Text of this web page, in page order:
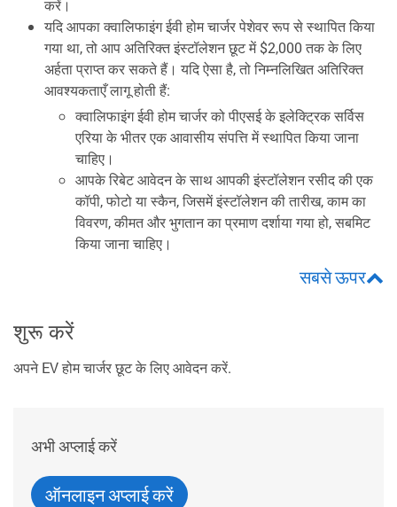
करें।
यदि आपका क्वालिफाइंग ईवी होम चार्जर पेशेवर रूप से स्थापित किया
गया था, तो आप अतिरिक्त इंस्टॉलेशन छूट में $2,000 तक के लिए
अर्हता प्राप्त कर सकते हैं। यदि ऐसा है, तो निम्नलिखित अतिरिक्त
आवश्यकताएँ लागू होती हैं:
क्वालिफाइंग ईवी होम चार्जर को पीएसई के इलेक्ट्रिक सर्विस
एरिया के भीतर एक आवासीय संपत्ति में स्थापित किया जाना
चाहिए।
आपके रिबेट आवेदन के साथ आपकी इंस्टॉलेशन रसीद की एक
कॉपी, फोटो या स्कैन, जिसमें इंस्टॉलेशन की तारीख, काम का
विवरण, कीमत और भुगतान का प्रमाण दर्शाया गया हो, सबमिट
किया जाना चाहिए।
सबसे ऊपर
शुरू करें
अपने EV होम चार्जर छूट के लिए आवेदन करें.
अभी अप्लाई करें
ऑनलाइन अप्लाई करें